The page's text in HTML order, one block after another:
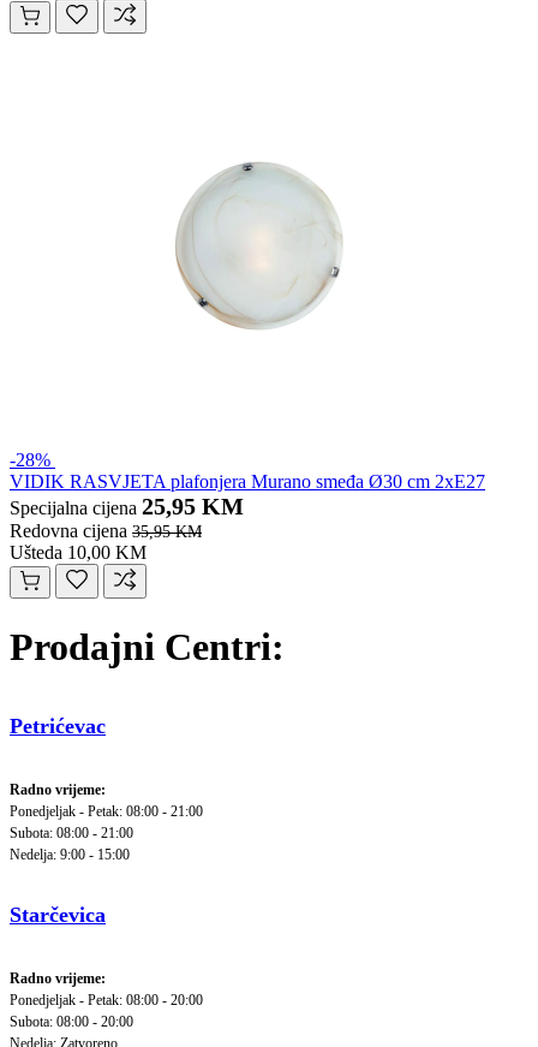
-28%
VIDIK RASVJETA plafonjera Murano smeđa Ø30 cm 2xE27
Specijalna cijena 25,95 KM
Redovna cijena 35,95 KM
Ušteda 10,00 KM
Prodajni Centri:
Petrićevac
Radno vrijeme:
Ponedjeljak - Petak: 08:00 - 21:00
Subota: 08:00 - 21:00
Nedelja: 9:00 - 15:00
Starčevica
Radno vrijeme:
Ponedjeljak - Petak: 08:00 - 20:00
Subota: 08:00 - 20:00
Nedelja: Zatvoreno